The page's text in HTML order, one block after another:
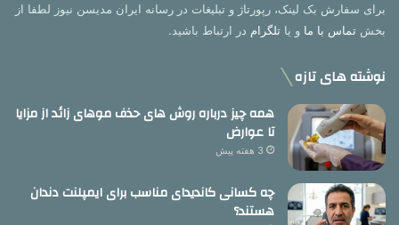
برای سفارش بک لینک، رپورتاژ و تبلیغات در رسانه ایران مدیسن نیوز لطفا از
بخش تماس با ما و یا تلگرام در ارتباط باشید.
نوشته های تازه
همه چیز درباره روش های حذف موهای زائد از مزایا
تا عوارض
3 هفته پیش
چه کسانی کاندیدای مناسب برای ایمپلنت دندان
هستند؟